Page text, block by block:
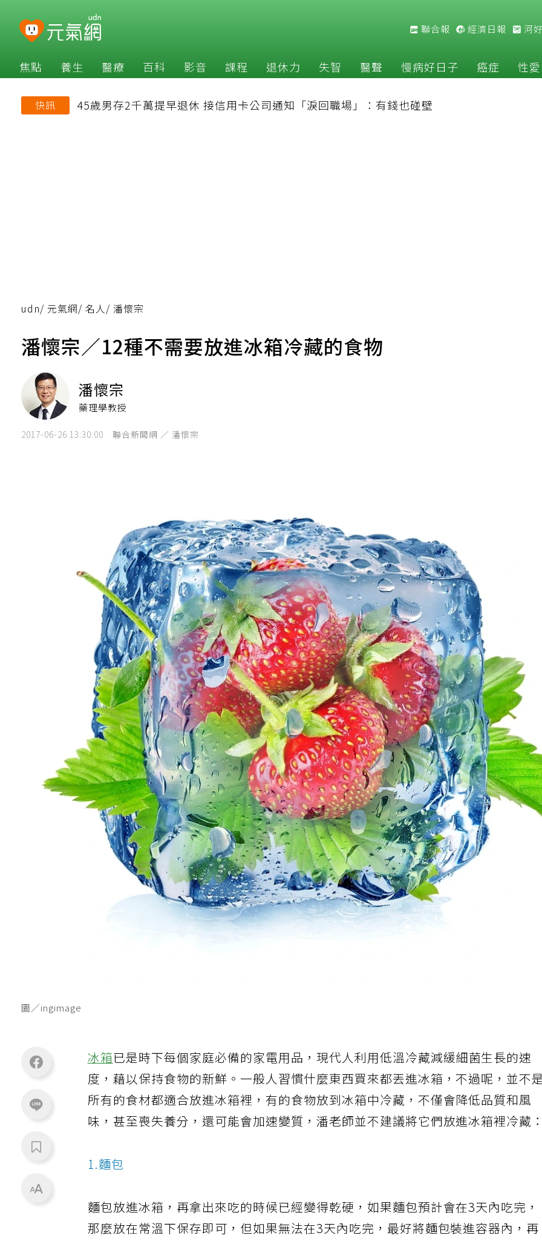
聯合報 經濟日報 河
焦點 養生 醫療 百科 影音 課程 退休力 失智 醫聲 慢病好日子 癌症 性愛
快訊 45歲男存2千萬提早退休 接信用卡公司通知「淚回職場」：有錢也碰壁
udn/ 元氣網/ 名人/ 潘懷宗
潘懷宗／12種不需要放進冰箱冷藏的食物
潘懷宗
藥理學教授
2017-06-26 13:30:00 聯合新聞網 ／ 潘懷宗
圖／ingimage
冰箱已是時下每個家庭必備的家電用品，現代人利用低溫冷藏減緩細菌生長的速
度，藉以保持食物的新鮮。一般人習慣什麼東西買來都丟進冰箱，不過呢，並不
所有的食材都適合放進冰箱裡，有的食物放到冰箱中冷藏，不僅會降低品質和風
味，甚至喪失養分，還可能會加速變質，潘老師並不建議將它們放進冰箱裡冷藏
1.麵包
麵包放進冰箱，再拿出來吃的時候已經變得乾硬，如果麵包預計會在3天內吃完，
那麼放在常溫下保存即可，但如果無法在3天內吃完，最好將麵包裝進容器內，再